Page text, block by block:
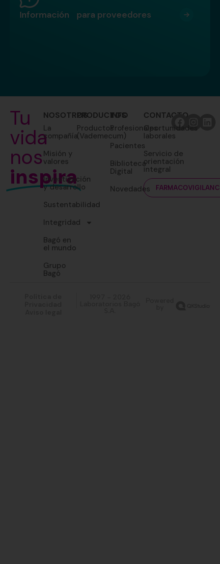
Información para proveedores
Tu
vida
nos
inspira
NOSOTROS
La
compañía
Misión y
valores
Investigación
y desarrollo
Sustentabilidad
Integridad
Bagó en
el mundo
Grupo
Bagó
PRODUCTOS
Productos
(Vademecum)
INFO
Profesionales
Pacientes
Biblioteca
Digital
Novedades
CONTACTO
Oportunidades
laborales
Servicio de
orientación
integral